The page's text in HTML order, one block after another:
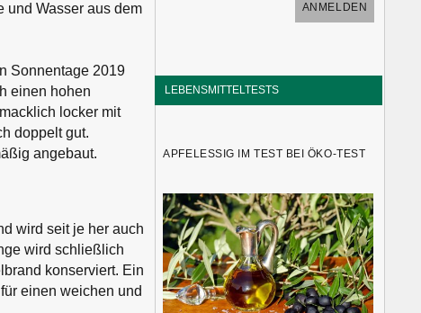
und Wasser aus dem
Sonnentage 2019
einen hohen
locker mit
doppelt gut.
angebaut.
wird seit je her auch
wird schließlich
konserviert. Ein
einen weichen und
LEBENSMITTELTESTS
APFELESSIG IM TEST BEI ÖKO-TEST